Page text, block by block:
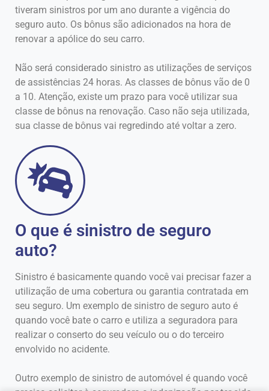
tiveram sinistros por um ano durante a vigência do
seguro auto. Os bônus são adicionados na hora de
renovar a apólice do seu carro.
Não será considerado sinistro as utilizações de serviços
de assistências 24 horas. As classes de bônus vão de 0
a 10. Atenção, existe um prazo para você utilizar sua
classe de bônus na renovação. Caso não seja utilizada,
sua classe de bônus vai regredindo até voltar a zero.
O que é sinistro de seguro
auto?
Sinistro é basicamente quando você vai precisar fazer a
utilização de uma cobertura ou garantia contratada em
seu seguro. Um exemplo de sinistro de seguro auto é
quando você bate o carro e utiliza a seguradora para
realizar o conserto do seu veículo ou o do terceiro
envolvido no acidente.
Outro exemplo de sinistro de automóvel é quando você